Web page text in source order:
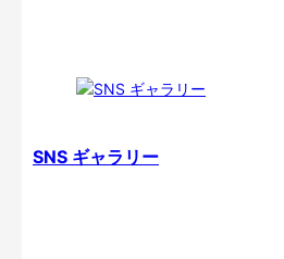
SNS ギャラリー